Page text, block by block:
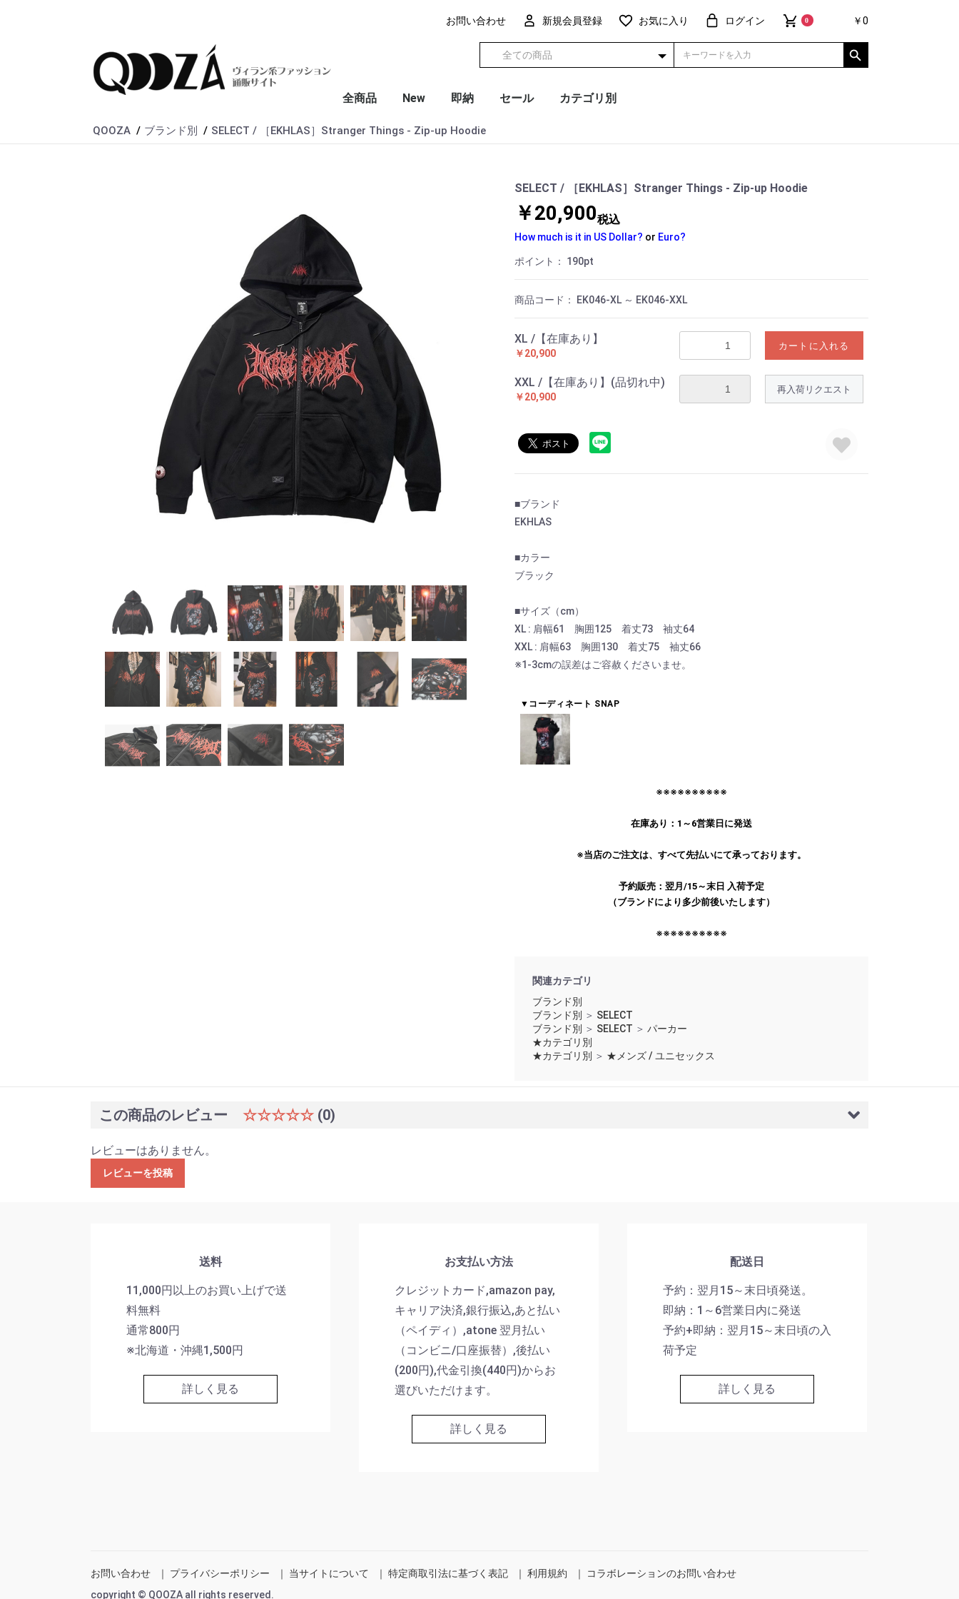
お問い合わせ 新規会員登録 お気に入り ログイン 0 ￥0
全商品 New 即納 セール カテゴリ別
QOOZA ブランド別 SELECT / ［EKHLAS］Stranger Things - Zip-up Hoodie
SELECT / ［EKHLAS］Stranger Things - Zip-up Hoodie
￥20,900税込
How much is it in US Dollar? or Euro?
ポイント： 190pt
商品コード： EK046-XL ～ EK046-XXL
XL /【在庫あり】
￥20,900
カートに入れる
XXL /【在庫あり】(品切れ中)
￥20,900
再入荷リクエスト
■ブランド
EKHLAS
■カラー
ブラック
■サイズ（cm）
XL : 肩幅61 胸囲125 着丈73 袖丈64
XXL : 肩幅63 胸囲130 着丈75 袖丈66
※1-3cmの誤差はご容赦くださいませ。
▼コーディネート SNAP
※※※※※※※※※※
在庫あり：1～6営業日に発送
※当店のご注文は、すべて先払いにて承っております。
予約販売：翌月/15～末日 入荷予定
（ブランドにより多少前後いたします）
※※※※※※※※※※
関連カテゴリ
ブランド別
ブランド別 ＞ SELECT
ブランド別 ＞ SELECT ＞ パーカー
★カテゴリ別
★カテゴリ別 ＞ ★メンズ / ユニセックス
この商品のレビュー ☆☆☆☆☆ (0)
レビューはありません。
レビューを投稿
送料
11,000円以上のお買い上げで送
料無料
通常800円
※北海道・沖縄1,500円
詳しく見る
お支払い方法
クレジットカード,amazon pay,
キャリア決済,銀行振込,あと払い
（ペイディ）,atone 翌月払い
（コンビニ/口座振替）,後払い
(200円),代金引換(440円)からお
選びいただけます。
詳しく見る
配送日
予約：翌月15～末日頃発送。
即納：1～6営業日内に発送
予約+即納：翌月15～末日頃の入
荷予定
詳しく見る
お問い合わせ ｜ プライバシーポリシー ｜ 当サイトについて ｜ 特定商取引法に基づく表記 ｜ 利用規約 ｜
コラボレーションのお問い合わせ
copyright © QOOZA all rights reserved.